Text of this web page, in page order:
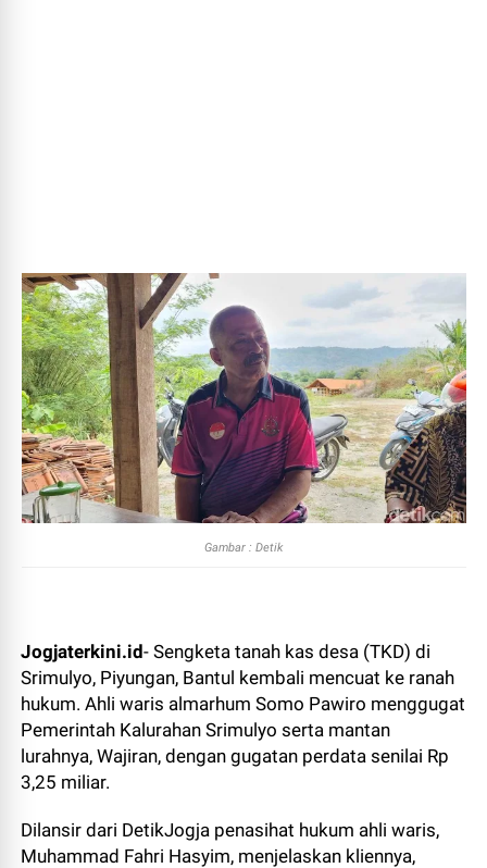
Gambar : Detik
Jogjaterkini.id- Sengketa tanah kas desa (TKD) di
Srimulyo, Piyungan, Bantul kembali mencuat ke ranah
hukum. Ahli waris almarhum Somo Pawiro menggugat
Pemerintah Kalurahan Srimulyo serta mantan
lurahnya, Wajiran, dengan gugatan perdata senilai Rp
3,25 miliar.
Dilansir dari DetikJogja penasihat hukum ahli waris,
Muhammad Fahri Hasyim, menjelaskan kliennya,